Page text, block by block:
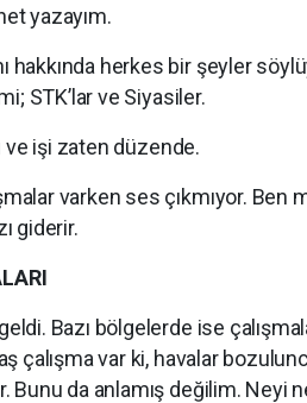
yazayım.
hakkında herkes bir şeyler
STK’lar ve Siyasiler.
ve işi zaten düzende.
varken ses çıkmıyor. Ben
giderir.
Bazı bölgelerde ise
çalışma var ki, havalar
Bunu da anlamış değilim. Neyi